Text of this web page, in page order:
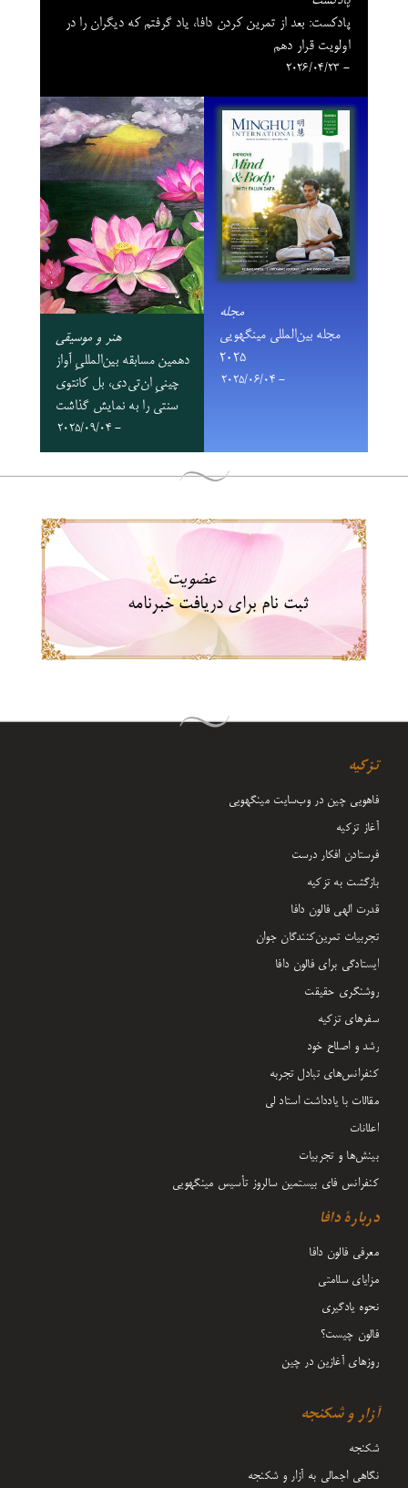
پادکست: بعد از تمرین کردن دافا، یاد گرفتم که دیگران را در
اولویت قرار دهم
- 2026/04/23
مجله
مجله بین‌المللی مینگهویی
۲۰۲۵
- 2025/06/04
هنر و موسیقی
دهمین مسابقه بین‌المللیِ آواز
چینیِ ان‌تی‌دی، بل کانتوی
سنتی را به نمایش گذاشت
- 2025/09/04
عضویت
ثبت نام برای دریافت خبرنامه
تزکیه
فاهویی چین در وب‌سایت مینگهویی
آغاز تزکیه
فرستادن افکار درست
بازگشت به تزکیه
قدرت الهی فالون دافا
تجربیات تمرین‌کنندگان جوان
ایستادگی برای فالون دافا
روشنگری حقیقت
سفرهای تزکیه
رشد و اصلاح خود
کنفرانس‌های تبادل تجربه
مقالات با یادداشت‌ استاد لی
اعلانات
بینش‌ها و تجربیات
کنفرانس فای بیستمین سالروز تأسیس مینگهویی
دربارۀ دافا
معرفی فالون دافا
مزایای سلامتی
نحوه یادگیری
فالون چیست؟
روزهای آغازین در چین
آزار و شکنجه
شکنجه
نگاهی اجمالی به آزار و شکنجه